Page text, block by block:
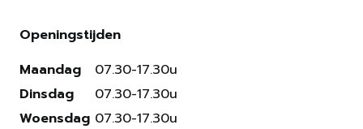
Openingstijden
Maandag
Dinsdag
Woensdag
07.30-17.30u
07.30-17.30u
07.30-17.30u